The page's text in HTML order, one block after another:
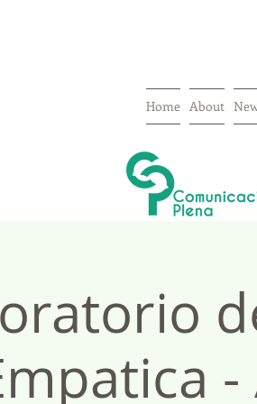
Home About